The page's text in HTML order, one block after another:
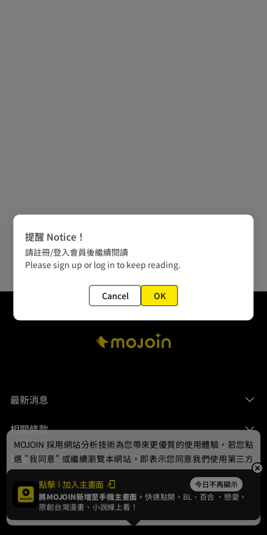
最新消息
相關條款
聯絡我們
© 2024 gamania Digital Entertainment Co., Ltd.
點擊 加入主畫面 今日不再顯示
將MOJOIN新增至手機主畫面，快速點開，BL、 百合 、戀愛，
原創台灣漫畫、小說線上看！
MOJOIN 採用網站分析技術為您帶來更優質的使用體驗，若您點
選 "我同意" 或繼續瀏覽本網站，即表示您同意我們使用第三方
Cookie，欲瞭解更多資訊請見隱私權政策。
我同意
提醒 Notice！
請註冊/登入會員後繼續閱讀
Please sign up or log in to keep reading.
Cancel OK